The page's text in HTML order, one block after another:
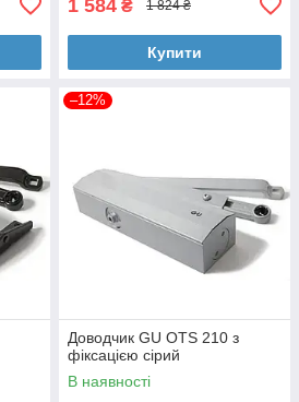
1 584 ₴ 1 824 ₴
Купити
–12%
Доводчик GU OTS 210 з
фіксацією сірий
В наявності